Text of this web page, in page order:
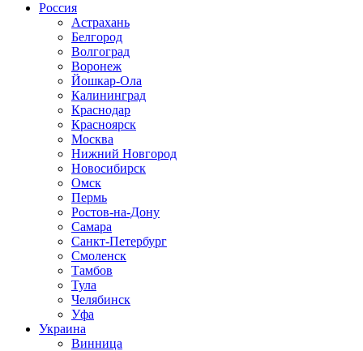
Россия
Астрахань
Белгород
Волгоград
Воронеж
Йошкар-Ола
Калининград
Краснодар
Красноярск
Москва
Нижний Новгород
Новосибирск
Омск
Пермь
Ростов-на-Дону
Самара
Санкт-Петербург
Смоленск
Тамбов
Тула
Челябинск
Уфа
Украина
Винница